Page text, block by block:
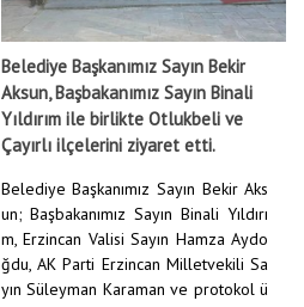
Belediye Başkanımız Sayın Bekir
Aksun, Başbakanımız Sayın Binali
Yıldırım ile birlikte Otlukbeli ve
Çayırlı ilçelerini ziyaret etti.
Belediye Başkanımız Sayın Bekir Aks
un; Başbakanımız Sayın Binali Yıldırı
m, Erzincan Valisi Sayın Hamza Aydo
ğdu, AK Parti Erzincan Milletvekili Sa
yın Süleyman Karaman ve protokol ü